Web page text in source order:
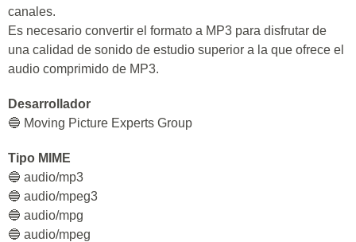
canales.
Es necesario convertir el formato a MP3 para disfrutar de
una calidad de sonido de estudio superior a la que ofrece el
audio comprimido de MP3.
Desarrollador
🔵 Moving Picture Experts Group
Tipo MIME
🔵 audio/mp3
🔵 audio/mpeg3
🔵 audio/mpg
🔵 audio/mpeg